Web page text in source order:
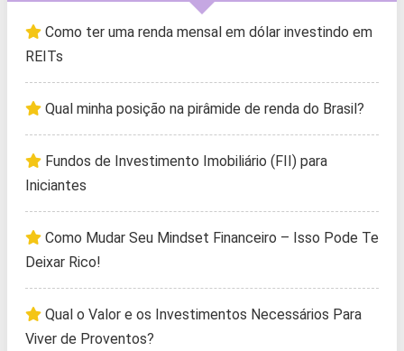
Como ter uma renda mensal em dólar investindo em
REITs
Qual minha posição na pirâmide de renda do Brasil?
Fundos de Investimento Imobiliário (FII) para
Iniciantes
Como Mudar Seu Mindset Financeiro – Isso Pode Te
Deixar Rico!
Qual o Valor e os Investimentos Necessários Para
Viver de Proventos?